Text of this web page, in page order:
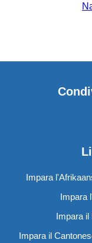
Impara
Impara
Impara il
Impara il